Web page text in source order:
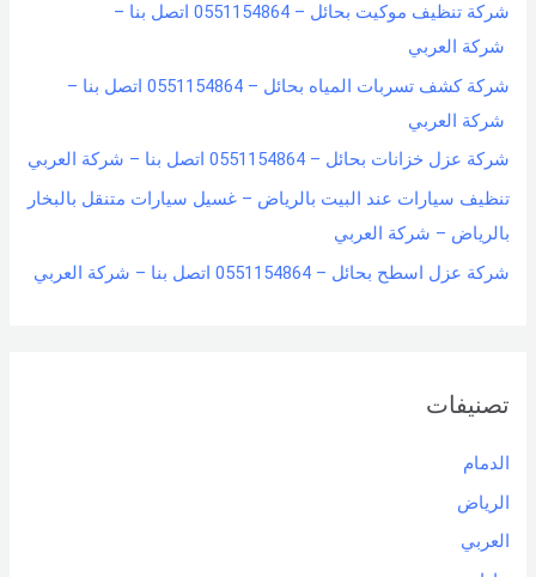
شركة تنظيف موكيت بحائل – 0551154864 اتصل بنا –
شركة العربي
شركة كشف تسربات المياه بحائل – 0551154864 اتصل بنا –
شركة العربي
شركة عزل خزانات بحائل – 0551154864 اتصل بنا – شركة العربي
تنظيف سيارات عند البيت بالرياض – غسيل سيارات متنقل بالبخار
بالرياض – شركة العربي
شركة عزل اسطح بحائل – 0551154864 اتصل بنا – شركة العربي
تصنيفات
الدمام
الرياض
العربي